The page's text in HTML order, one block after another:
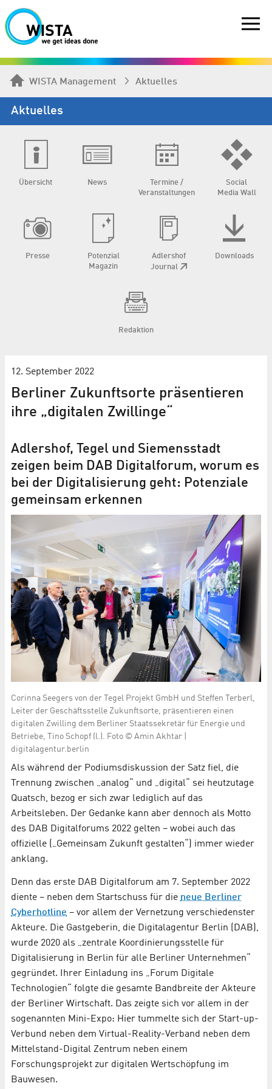
WISTA Management Aktuelles
Aktuelles
Übersicht News
Termine /
Veranstaltungen
Social
Media Wall
Presse
Potenzial
Magazin
Adlershof
Journal
Downloads
Redaktion
12. September 2022
Berliner Zukunftsorte präsentieren
ihre „digitalen Zwillinge“
Adlershof, Tegel und Siemensstadt
zeigen beim DAB Digitalforum, worum es
bei der Digitalisierung geht: Potenziale
gemeinsam erkennen
Corinna Seegers von der Tegel Projekt GmbH und Steffen Terberl,
Leiter der Geschäftsstelle Zukunftsorte, präsentieren einen
digitalen Zwilling dem Berliner Staatssekretär für Energie und
Betriebe, Tino Schopf (l.). Foto © Amin Akhtar |
digitalagentur.berlin
Als während der Podiumsdiskussion der Satz fiel, die
Trennung zwischen „analog“ und „digital“ sei heutzutage
Quatsch, bezog er sich zwar lediglich auf das
Arbeitsleben. Der Gedanke kann aber dennoch als Motto
des DAB Digitalforums 2022 gelten – wobei auch das
offizielle („Gemeinsam Zukunft gestalten“) immer wieder
anklang.
Denn das erste DAB Digitalforum am 7. September 2022
diente – neben dem Startschuss für die neue Berliner
Cyberhotline – vor allem der Vernetzung verschiedenster
Akteure. Die Gastgeberin, die Digitalagentur Berlin (DAB),
wurde 2020 als „zentrale Koordinierungsstelle für
Digitalisierung in Berlin für alle Berliner Unternehmen“
gegründet. Ihrer Einladung ins „Forum Digitale
Technologien“ folgte die gesamte Bandbreite der Akteure
der Berliner Wirtschaft. Das zeigte sich vor allem in der
sogenannten Mini-Expo: Hier tummelte sich der Start-up-
Verbund neben dem Virtual-Reality-Verband neben dem
Mittelstand-Digital Zentrum neben einem
Forschungsprojekt zur digitalen Wertschöpfung im
Bauwesen.